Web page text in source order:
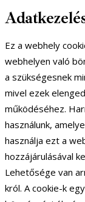
Ez a webhely
webhelyen való
a szükségesnek
mivel ezek
működéséhez.
használunk,
használja ezt a
hozzájárulásával
Lehetősége van
król. A cookie-k